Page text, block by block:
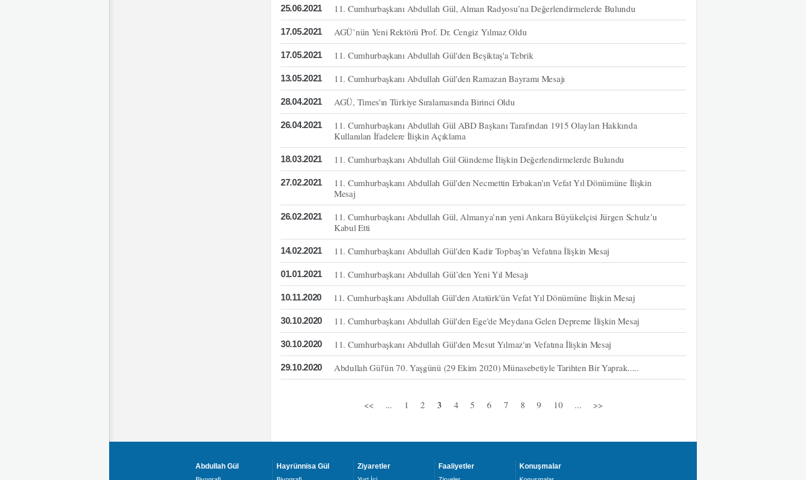
25.06.2021 11. Cumhurbaşkanı Abdullah Gül, Alman Radyosu’na Değerlendirmelerde Bulundu
17.05.2021 AGÜ’nün Yeni Rektörü Prof. Dr. Cengiz Yılmaz Oldu
17.05.2021 11. Cumhurbaşkanı Abdullah Gül'den Beşiktaş'a Tebrik
13.05.2021 11. Cumhurbaşkanı Abdullah Gül'den Ramazan Bayramı Mesajı
28.04.2021 AGÜ, Times'ın Türkiye Sıralamasında Birinci Oldu
26.04.2021
11. Cumhurbaşkanı Abdullah Gül ABD Başkanı Tarafından 1915 Olayları Hakkında
Kullanılan İfadelere İlişkin Açıklama
18.03.2021 11. Cumhurbaşkanı Abdullah Gül Gündeme İlişkin Değerlendirmelerde Bulundu
27.02.2021
11. Cumhurbaşkanı Abdullah Gül'den Necmettin Erbakan'ın Vefat Yıl Dönümüne İlişkin
Mesaj
26.02.2021
11. Cumhurbaşkanı Abdullah Gül, Almanya’nın yeni Ankara Büyükelçisi Jürgen Schulz’u
Kabul Etti
14.02.2021 11. Cumhurbaşkanı Abdullah Gül'den Kadir Topbaş'ın Vefatına İlişkin Mesaj
01.01.2021 11. Cumhurbaşkanı Abdullah Gül’den Yeni Yıl Mesajı
10.11.2020 11. Cumhurbaşkanı Abdullah Gül'den Atatürk'ün Vefat Yıl Dönümüne İlişkin Mesaj
30.10.2020 11. Cumhurbaşkanı Abdullah Gül'den Ege'de Meydana Gelen Depreme İlişkin Mesaj
30.10.2020 11. Cumhurbaşkanı Abdullah Gül'den Mesut Yılmaz'ın Vefatına İlişkin Mesaj
29.10.2020 Abdullah Gül'ün 70. Yaşgünü (29 Ekim 2020) Münasebetiyle Tarihten Bir Yaprak.....
<< ... 1 2 3 4 5 6 7 8 9 10 ... >>
Abdullah Gül Hayrünnisa Gül Ziyaretler Faaliyetler Konuşmalar